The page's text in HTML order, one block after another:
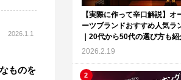
2026.1.1
ものを
【実際に作って辛口解説】オ
ーツブランドおすすめ人気ラ
｜20代から50代の選び方も紹
2026.2.19